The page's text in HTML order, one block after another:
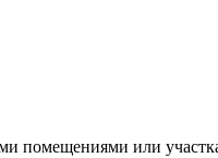
помещениями или